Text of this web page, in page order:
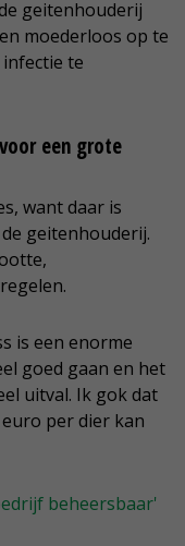
geitenhouderij
moederloos op te
te
een grote
want daar is
geitenhouderij.
is een enorme
goed gaan en het
uitval. Ik gok dat
per dier kan
beheersbaar'